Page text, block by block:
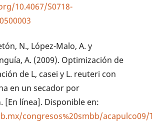
10.4067/S0718-
N., López-Malo, A. y
A. (2009). Optimización de
de L, casei y L. reuteri con
en un secador por
[En línea]. Disponible en:
congresos%20smbb/acapulco09/